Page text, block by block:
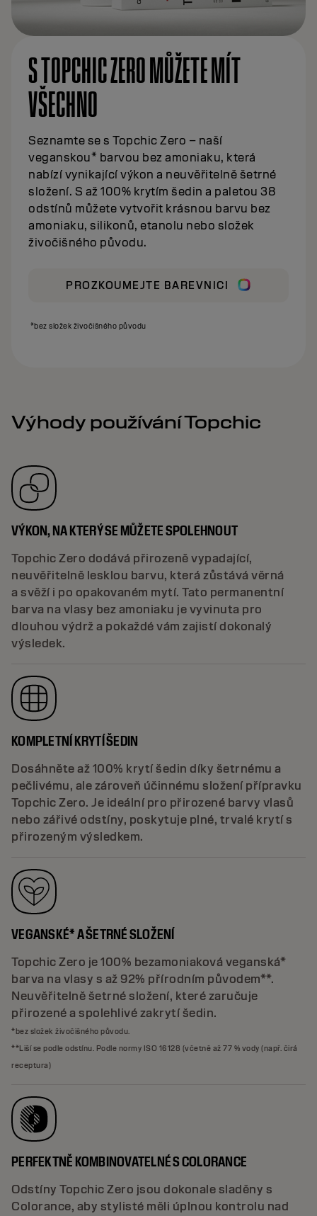
S TOPCHIC ZERO MŮŽETE MÍT
VŠECHNO
Seznamte se s Topchic Zero – naší
veganskou* barvou bez amoniaku, která
nabízí vynikající výkon a neuvěřitelně šetrné
složení. S až 100% krytím šedin a paletou 38
odstínů můžete vytvořit krásnou barvu bez
amoniaku, silikonů, etanolu nebo složek
živočišného původu.
PROZKOUMEJTE BAREVNICI
*bez složek živočišného původu
Výhody používání Topchic
VÝKON, NA KTERÝ SE MŮŽETE SPOLEHNOUT
Topchic Zero dodává přirozeně vypadající,
neuvěřitelně lesklou barvu, která zůstává věrná
a svěží i po opakovaném mytí. Tato permanentní
barva na vlasy bez amoniaku je vyvinuta pro
dlouhou výdrž a pokaždé vám zajistí dokonalý
výsledek.
KOMPLETNÍ KRYTÍ ŠEDIN
Dosáhněte až 100% krytí šedin díky šetrnému a
pečlivému, ale zároveň účinnému složení přípravku
Topchic Zero. Je ideální pro přirozené barvy vlasů
nebo zářivé odstíny, poskytuje plné, trvalé krytí s
přirozeným výsledkem.
VEGANSKÉ* A ŠETRNÉ SLOŽENÍ
Topchic Zero je 100% bezamoniaková veganská*
barva na vlasy s až 92% přírodním původem**.
Neuvěřitelně šetrné složení, které zaručuje
přirozené a spolehlivé zakrytí šedin.
*bez složek živočišného původu.
**Liší se podle odstínu. Podle normy ISO 16128 (včetně až 77 % vody (např. čirá
receptura)
PERFEKTNĚ KOMBINOVATELNÉ S COLORANCE
Odstíny Topchic Zero jsou dokonale sladěny s
Colorance, aby stylisté měli úplnou kontrolu nad